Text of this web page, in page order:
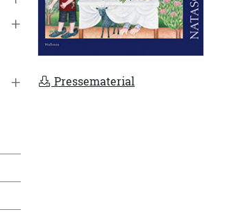
+
+ Pressematerial